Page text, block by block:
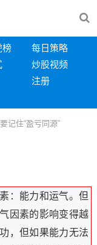
榜
每日策略
炒股视频
注册
记住“盈亏同源”
：能力和运气。但
因素的影响变得越
，但如果能力无法